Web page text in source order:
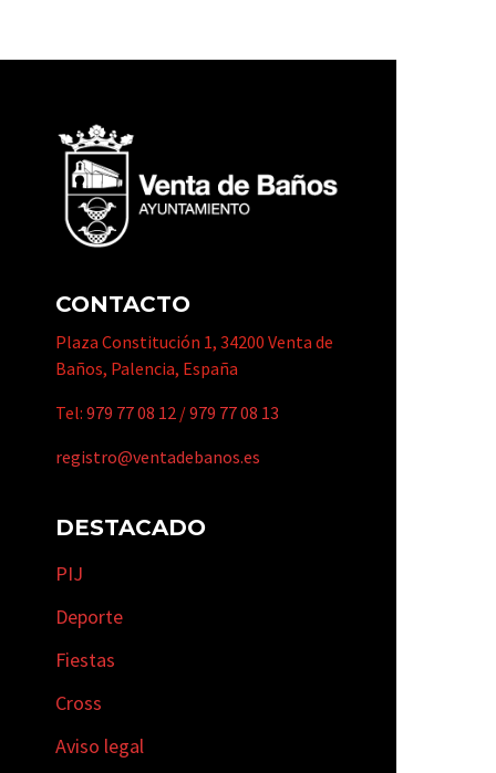
CONTACTO
Plaza Constitución 1, 34200 Venta de
Baños, Palencia, España
Tel: 979 77 08 12 /979 77 08 13
registro@ventadebanos.es
DESTACADO
PIJ
Deporte
Fiestas
Cross
Aviso legal